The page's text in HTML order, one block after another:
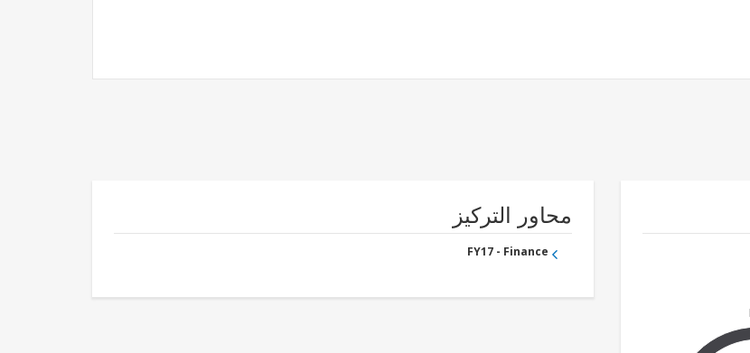
محاور التركيز
FY17 - Finance